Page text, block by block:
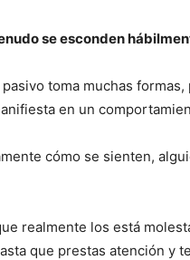
se esconden
toma muchas
en un
cómo se sienten,
realmente los está
que prestas atención y